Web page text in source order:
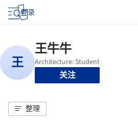
登录
关注
整理